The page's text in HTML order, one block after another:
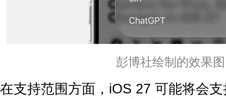
彭博社绘制的效果图
在支持范围方面，iOS 27 可能将会